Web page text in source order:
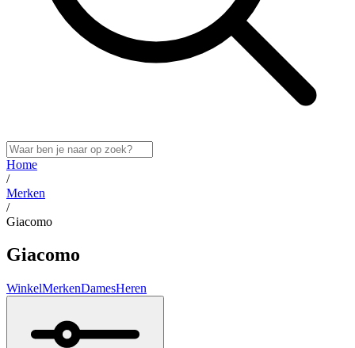
Home
/
Merken
/
Giacomo
Giacomo
WinkelMerkenDamesHeren